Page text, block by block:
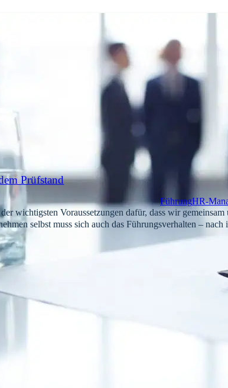
Prüfstand
FührungHR-
wichtigsten Voraussetzungen dafür, dass wir
selbst muss sich auch das Führungsverhalten –